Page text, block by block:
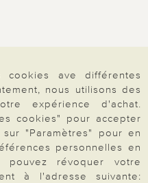
cookies ave différentes
nous utilisons des
expérience d'achat.
cookies" pour accepter
"Paramètres" pour en
personnelles en
révoquer votre
à l'adresse suivante: